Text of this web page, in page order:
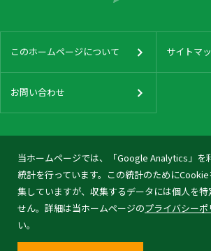
当ホームページでは、「Google Analytics」を
統計を行っています。この統計のために
集していますが、収集するデータには個人を
せん。詳細は当ホームページのプライバシーポ
い。
このホームページについて サイトマ
お問い合わせ